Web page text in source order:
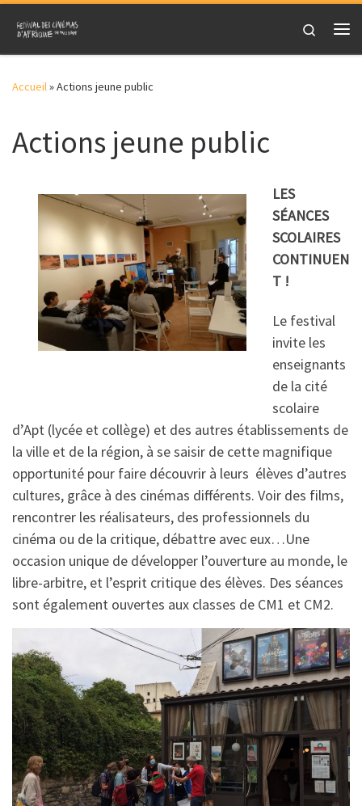
Skip to content
Search
Accueil»Actions jeune public
Actions jeune public
LES
SÉANCES
SCOLAIRES
CONTINUEN
T !
Le festival
invite les
enseignants
de la cité
scolaire
d’Apt (lycée et collège) et des autres établissements de
la ville et de la région, à se saisir de cette magnifique
opportunité pour faire découvrir à leurs élèves d’autres
cultures, grâce à des cinémas différents. Voir des films,
rencontrer les réalisateurs, des professionnels du
cinéma ou de la critique, débattre avec eux…Une
occasion unique de développer l’ouverture au monde, le
libre-arbitre, et l’esprit critique des élèves. Des séances
sont également ouvertes aux classes de CM1 et CM2.